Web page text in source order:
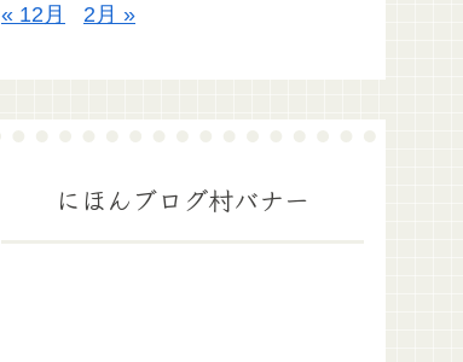
« 12月 2月 »
にほんブログ村バナー